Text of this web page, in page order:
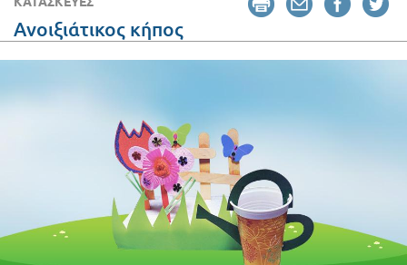
Σεμινάρια / Συνέδρια
Τεύχη Περιοδικών
Ανοιξιάτικος κήπος